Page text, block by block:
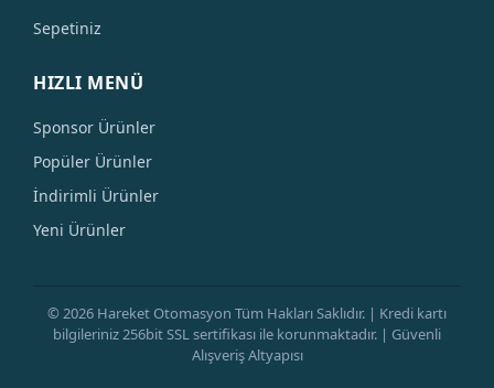
Sepetiniz
HIZLI MENÜ
Sponsor Ürünler
Popüler Ürünler
İndirimli Ürünler
Yeni Ürünler
© 2026 Hareket Otomasyon Tüm Hakları Saklıdır. | Kredi kartı
bilgileriniz 256bit SSL sertifikası ile korunmaktadır. | Güvenli
Alışveriş Altyapısı